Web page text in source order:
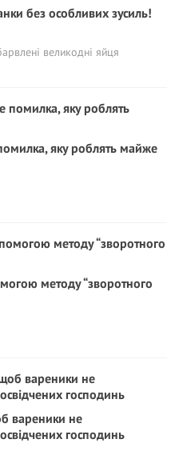
без особливих зусиль!
великодні яйця
яку роблять майже
методу “зворотного
вареники не
господинь